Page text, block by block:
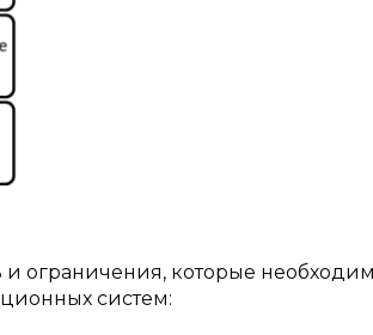
ограничения, которые
систем: